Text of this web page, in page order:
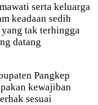
serta keluarga
keadaan sedih
tak terhingga
datang
Pangkep
kewajiban
sesuai